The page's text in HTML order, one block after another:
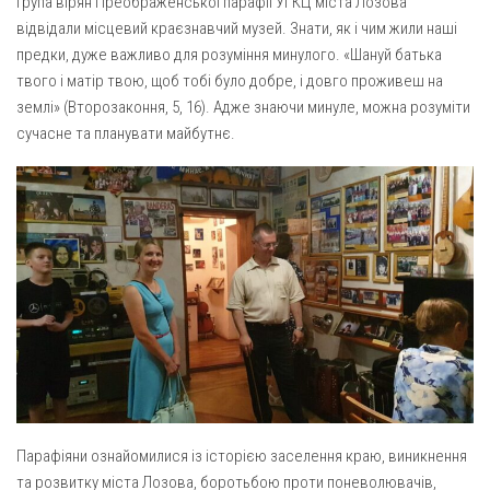
Архистратига Михаїла (м. Люботин)
Покрови Пресвятої Богородиці (с. Вільча)
Преображенська парафія (м. Лозова)
Парафія Благовіщення Пресвятої Богородиці (смт
Золочів)
Парафія Різдва Пресвятої Богородиці м. Берестин
(Красноград)
Парохії Полтавської області
Пресвятої Трійці (м. Полтава)
Всіх Святих українського народу (м. Полтава)
Свято-Юріївська парафія (м. Полтава)
Архистратига Михаїла (с. Пригарівка)
Благовіщення Пресвятої Богородиці (с. Шевченки)
Введення у храм Пресвятої Богородиці (с. Дашківка)
Газета Християнський голос
Надруковані числа
Молитви
Галерея
Рух pro-life
відвідали місцевий краєзнавчий музей. Знати, як і чим жили наші
предки, дуже важливо для розуміння минулого. «Шануй батька
твого і матір твою, щоб тобі було добре, і довго проживеш на
землі» (Второзаконня, 5, 16). Адже знаючи минуле, можна розуміти
сучасне та планувати майбутнє.
Парафіяни ознайомилися із історією заселення краю, виникнення
та розвитку міста Лозова, боротьбою проти поневолювачів,